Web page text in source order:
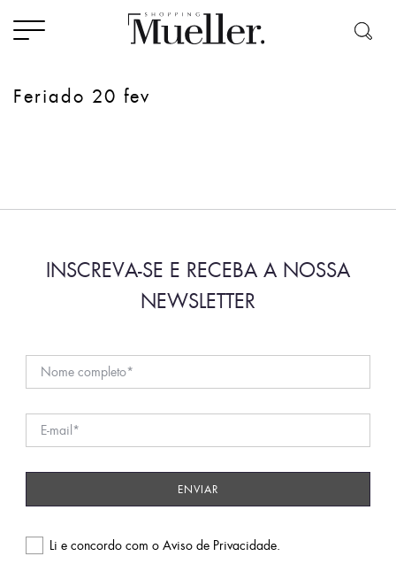
Feriado 20 fev
INSCREVA-SE E RECEBA A NOSSA
NEWSLETTER
Li e concordo com o Aviso de Privacidade